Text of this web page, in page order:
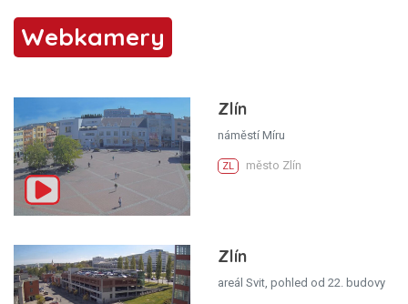
Webkamery
Zlín
náměstí Míru
ZL město Zlín
Zlín
areál Svit, pohled od 22. budovy